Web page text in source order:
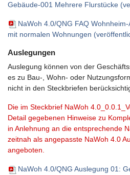
Gebäude-001 Mehrere Flurstücke
NaWoh 4.0/QNG FAQ
mit normalen Wohnungen
Auslegungen
Auslegung können von der
es zu Bau-, Wohn- oder
nicht in den Steckbriefen
Die im Steckbrief NaWoh
Detail gegebenen Hinweise zu
in Anlehnung an die entsprechende
zeitnah als angepasste NaWoh 4.0
angeboten.
NaWoh 4.0/QNG Auslegung 01: